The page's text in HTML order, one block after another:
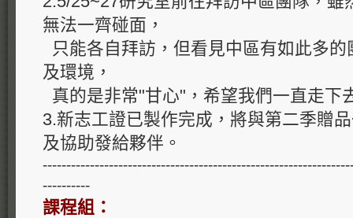
無法一齊碰面，
只能各自拜訪， 但看見中區有如此多
及環境，
真的是非常"甘心"，希望我們一直走下
3.新志工證已製作完成，將與第二季贈
及協助發給夥伴。
----------
課程組：